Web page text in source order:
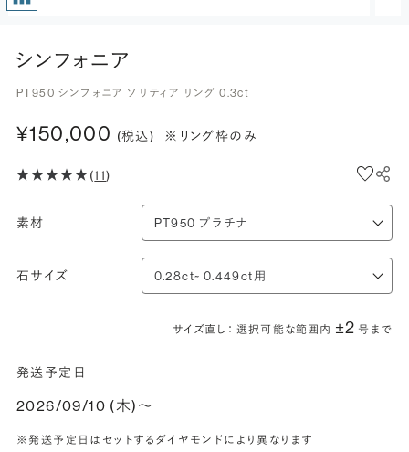
シンフォニア
PT950 シンフォニア ソリティア リング 0.3ct
¥150,000 (税込) ※リング枠のみ
(11)
素材
石サイズ
サイズ直し： 選択可能な範囲内 ±2 号まで
発送予定日
2026/09/10 (木)〜
※発送予定日はセットするダイヤモンドにより異なります